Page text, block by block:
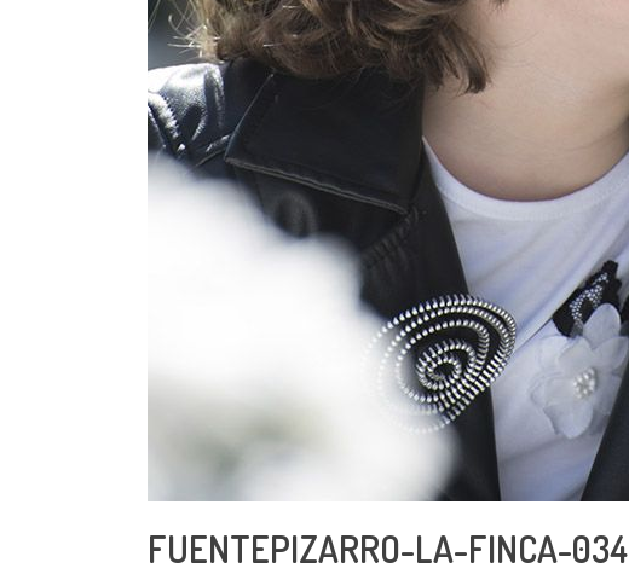
FUENTEPIZARRO-LA-FINCA-034